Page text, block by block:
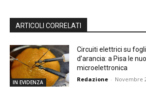
ARTICOLI CORRELATI
IN EVIDENZA
Circuiti elettrici su
d’arancia: a Pisa le
microelettronica
Redazione - Novembre